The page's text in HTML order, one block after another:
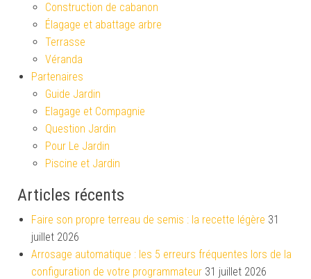
Construction de cabanon
Élagage et abattage arbre
Terrasse
Véranda
Partenaires
Guide Jardin
Elagage et Compagnie
Question Jardin
Pour Le Jardin
Piscine et Jardin
Articles récents
Faire son propre terreau de semis : la recette légère 31
juillet 2026
Arrosage automatique : les 5 erreurs fréquentes lors de la
configuration de votre programmateur 31 juillet 2026